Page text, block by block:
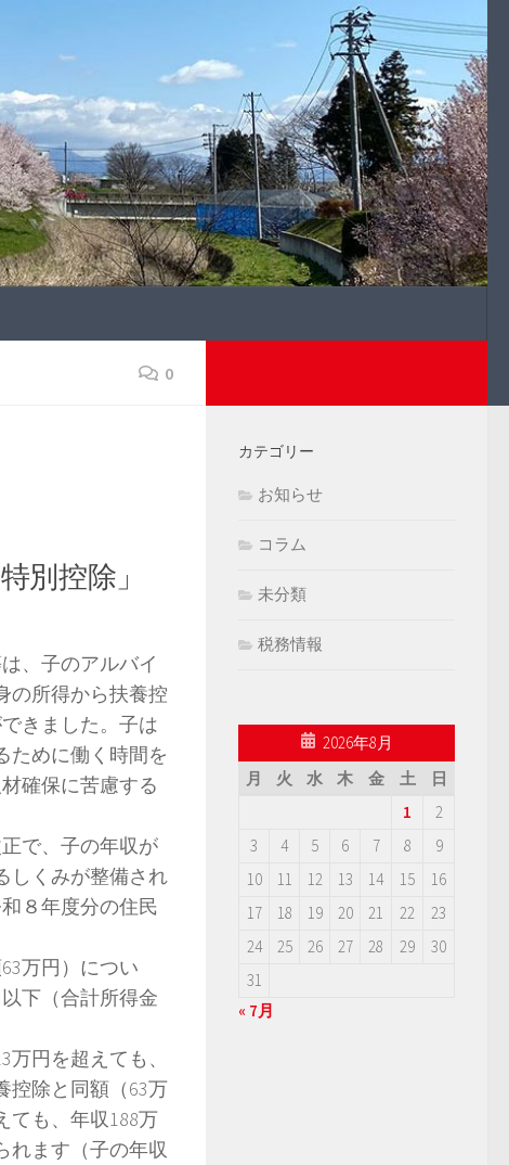
0
別控除」
、子のアルバイ
の所得から扶養控
きました。子は
ために働く時間を
確保に苦慮する
で、子の年収が
しくみが整備され
８年度分の住民
万円）につい
下（合計所得金
円を超えても、
控除と同額（63万
ても、年収188万
れます（子の年収
カテゴリー
お知らせ
コラム
未分類
税務情報
2026年8月
月
火 水 木 金 土
日
1
2
3
4 5 6 7 8
9
10
11 12 13 14 15
16
17
18 19 20 21 22
23
24
25 26 27 28 29
30
31
« 7月